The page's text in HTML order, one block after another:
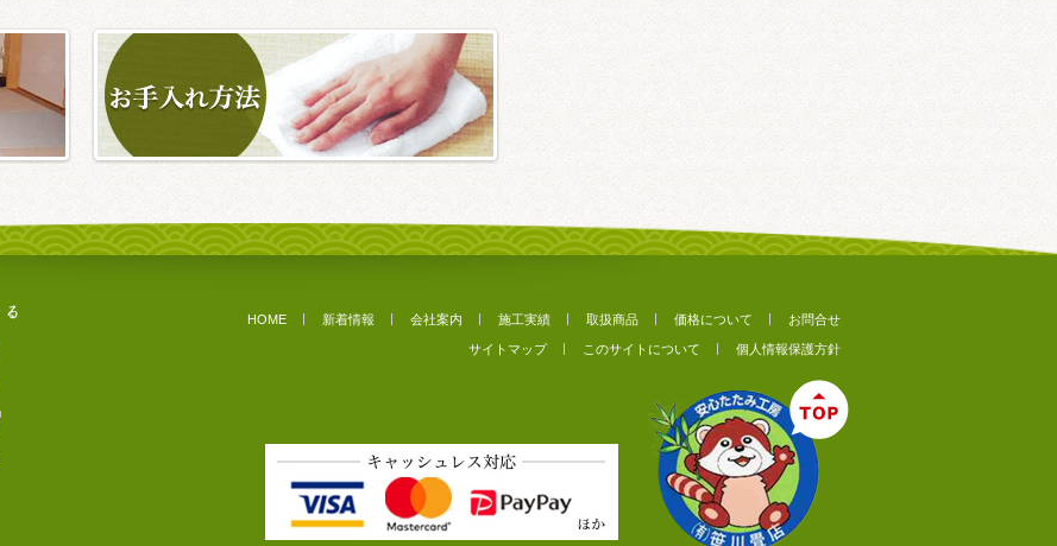
HOME 新着情報 会社案内 施工実績 取扱商品 価格について お問合せ
サイトマップ このサイトについて 個人情報保護方針